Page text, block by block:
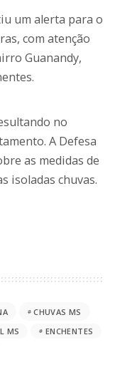
um alerta para o
com atenção
Guanandy,
no
A Defesa
as medidas de
isoladas chuvas.
CHUVAS MS
MS
ENCHENTES